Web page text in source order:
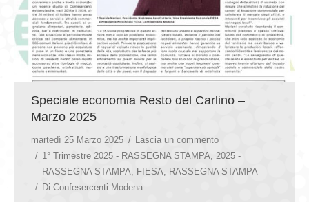
Speciale economia Resto del Carlino –
Marzo 2025
martedì 25 Marzo 2025
Lascia un commento
1° Trimestre 2025 - RASSEGNA STAMPA
2025 -
RASSEGNA STAMPA
FIESA
RASSEGNA STAMPA
Di Confesercenti Modena